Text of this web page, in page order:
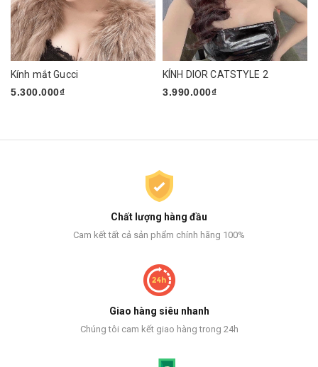
Kính mắt Gucci
5.300.000₫
KÍNH DIOR CATSTYLE 2
3.990.000₫
Chất lượng hàng đầu
Cam kết tất cả sản phẩm chính hãng 100%
Giao hàng siêu nhanh
Chúng tôi cam kết giao hàng trong 24h